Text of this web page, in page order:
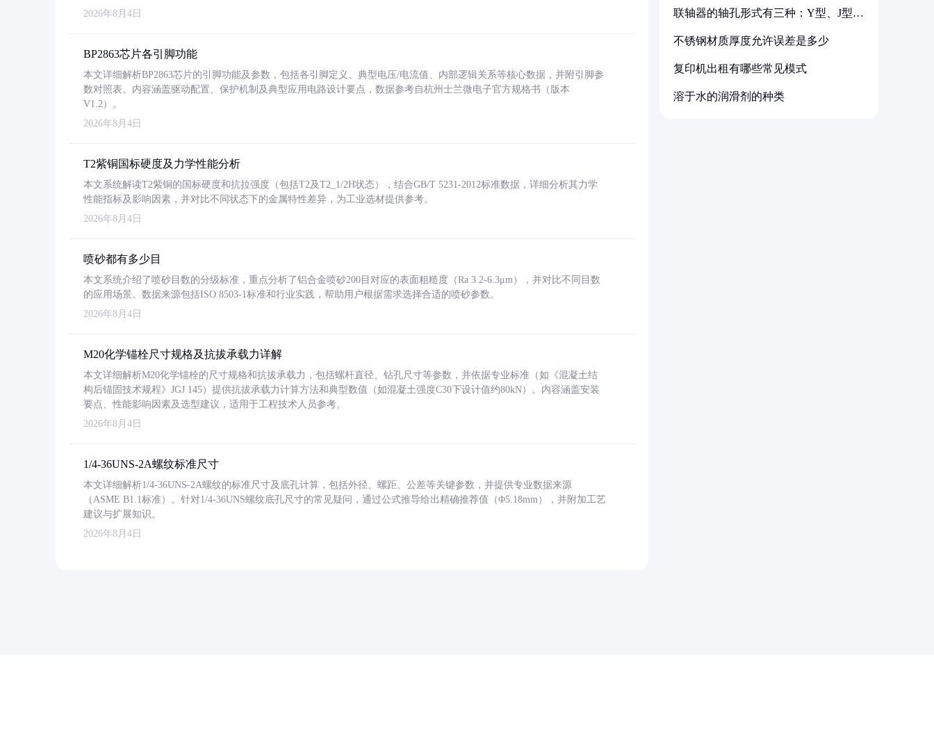
2026年8月4日
BP2863芯片各引脚功能
本文详细解析BP2863芯片的引脚功能及参数，包括各引脚定义、典型电压/电流值、内部逻辑关系等核心数据，并附引脚参
数对照表。内容涵盖驱动配置、保护机制及典型应用电路设计要点，数据参考自杭州士兰微电子官方规格书（版本
V1.2）。
2026年8月4日
T2紫铜国标硬度及力学性能分析
本文系统解读T2紫铜的国标硬度和抗拉强度（包括T2及T2_1/2H状态），结合GB/T 5231-2012标准数据，详细分析其力学
性能指标及影响因素，并对比不同状态下的金属特性差异，为工业选材提供参考。
2026年8月4日
喷砂都有多少目
本文系统介绍了喷砂目数的分级标准，重点分析了铝合金喷砂200目对应的表面粗糙度（Ra 3.2-6.3μm），并对比不同目数
的应用场景。数据来源包括ISO 8503-1标准和行业实践，帮助用户根据需求选择合适的喷砂参数。
2026年8月4日
M20化学锚栓尺寸规格及抗拔承载力详解
本文详细解析M20化学锚栓的尺寸规格和抗拔承载力，包括螺杆直径、钻孔尺寸等参数，并依据专业标准（如《混凝土结
构后锚固技术规程》JGJ 145）提供抗拔承载力计算方法和典型数值（如混凝土强度C30下设计值约80kN）。内容涵盖安装
要点、性能影响因素及选型建议，适用于工程技术人员参考。
2026年8月4日
1/4-36UNS-2A螺纹标准尺寸
本文详细解析1/4-36UNS-2A螺纹的标准尺寸及底孔计算，包括外径、螺距、公差等关键参数，并提供专业数据来源
（ASME B1.1标准）。针对1/4-36UNS螺纹底孔尺寸的常见疑问，通过公式推导给出精确推荐值（Φ5.18mm），并附加工艺
建议与扩展知识。
2026年8月4日
联轴器的轴孔形式有三种：Y型、J型、
不锈钢材质厚度允许误差是多少
复印机出租有哪些常见模式
溶于水的润滑剂的种类